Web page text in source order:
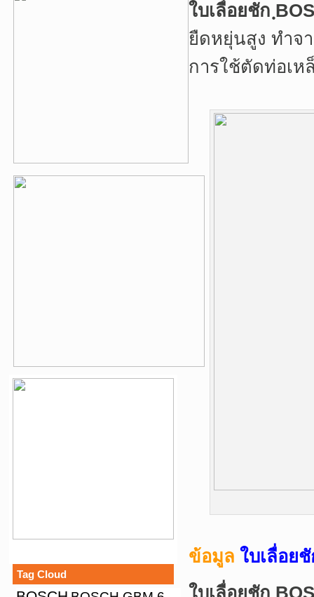
Tag Cloud
ใบเลื่อยชัก
ยืดหยุ่นสูง ทำจ
การใช้ตัดท่อเห
ข้อมูล ใบเลื่อย
ใบเลื่อยชัก